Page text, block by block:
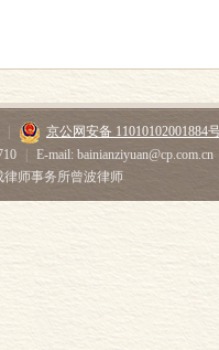
京公网安备 11010102001884
E-mail: bainianziyuan@cp.com.cn
师事务所曾波律师